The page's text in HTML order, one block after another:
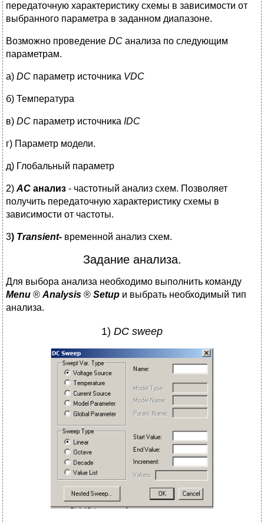
передаточную характеристику схемы в зависимости от
выбранного параметра в заданном диапазоне.
Возможно проведение DC анализа по следующим
параметрам.
a) DC параметр источника VDC
б) Температура
в) DC параметр источника IDC
г) Параметр модели.
д) Глобальный параметр
2) AC анализ - частотный анализ схем. Позволяет
получить передаточную характеристику схемы в
зависимости от частоты.
3) Transient- временной анализ схем.
Задание анализа.
Для выбора анализа необходимо выполнить команду
Menu ® Analysis ® Setup и выбрать необходимый тип
анализа.
1) DC sweep